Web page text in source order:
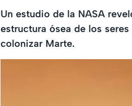
Un estudio de la NASA
estructura ósea de los
colonizar Marte.